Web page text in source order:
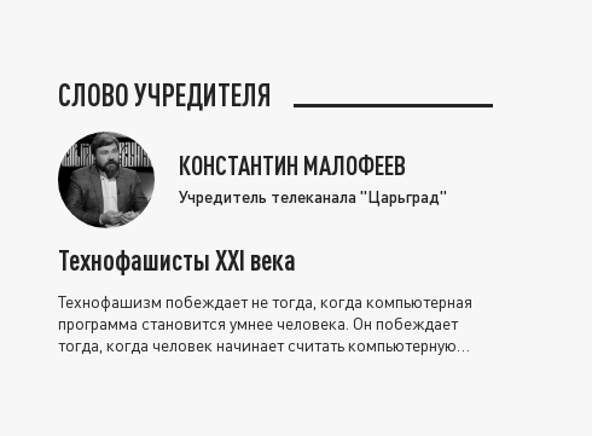
СЛОВО УЧРЕДИТЕЛЯ
КОНСТАНТИН МАЛОФЕЕВ
Учредитель телеканала "Царьград"
Технофашисты XXI века
Технофашизм побеждает не тогда, когда компьютерная
программа становится умнее человека. Он побеждает
тогда, когда человек начинает считать компьютерную